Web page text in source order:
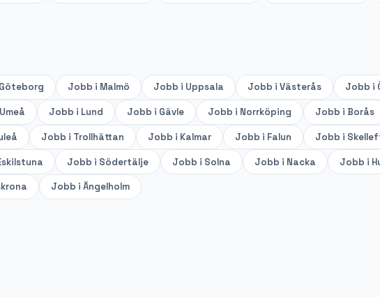
Göteborg Jobb i Malmö Jobb i Uppsala Jobb i Västerås Jobb i
Umeå Jobb i Lund Jobb i Gävle Jobb i Norrköping Jobb i Borås
Jobb i Trollhättan Jobb i Kalmar Jobb i Falun Jobb i
Jobb i Södertälje Jobb i Solna Jobb i Nacka Jobb i
Jobb i Ängelholm